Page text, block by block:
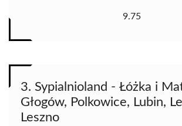
9.75
3. Sypialnioland - Łóżka i
Głogów, Polkowice, Lubin,
Leszno